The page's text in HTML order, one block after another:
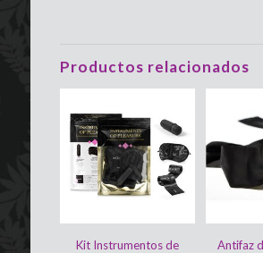
Productos relacionados
Kit Instrumentos de
Antifaz